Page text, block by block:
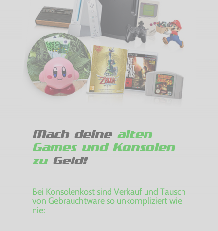
Mach deine alten
Games und Konsolen
zuGeld!
Bei Konsolenkost sind Verkauf und Tausch
von Gebrauchtware so unkompliziert wie
nie: